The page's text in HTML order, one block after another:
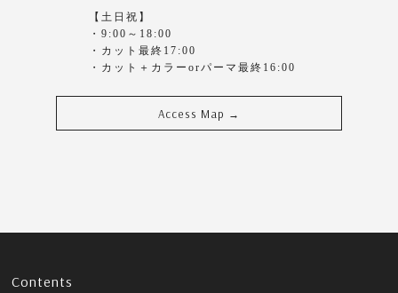
【土日祝】
・9:00～18:00
・カット最終17:00
・カット＋カラーorパーマ最終16:00
Access Map →
Contents